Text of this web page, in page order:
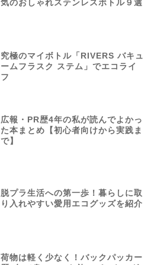
気のおしゃれステンレスボトル９選
究極のマイボトル「RIVERS バキュ
ームフラスク ステム」でエコライ
フ
広報・PR歴4年の私が読んでよかっ
た本まとめ【初心者向けから実践ま
で】
脱プラ生活への第一歩！暮らしに取
り入れやすい愛用エコグッズを紹介
荷物は軽く少なく！バックパッカー